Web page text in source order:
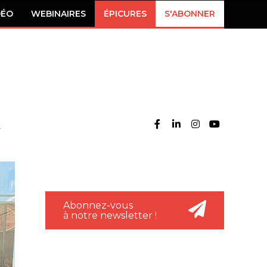
WEBINAIRES ÉPICURES S'ABONNER
Abonnez-vous
à notre newsletter !